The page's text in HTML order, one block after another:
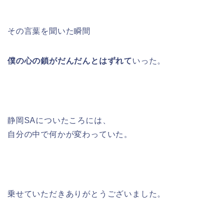
その言葉を聞いた瞬間
僕の心の鎖がだんだんとはずれていった。
静岡SAについたころには、
自分の中で何かが変わっていた。
乗せていただきありがとうございました。